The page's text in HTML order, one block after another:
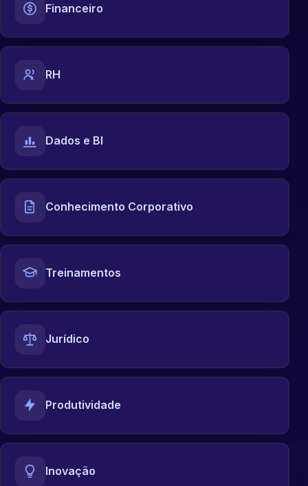
Financeiro
RH
Dados e BI
Conhecimento Corporativo
Treinamentos
Jurídico
Produtividade
Inovação